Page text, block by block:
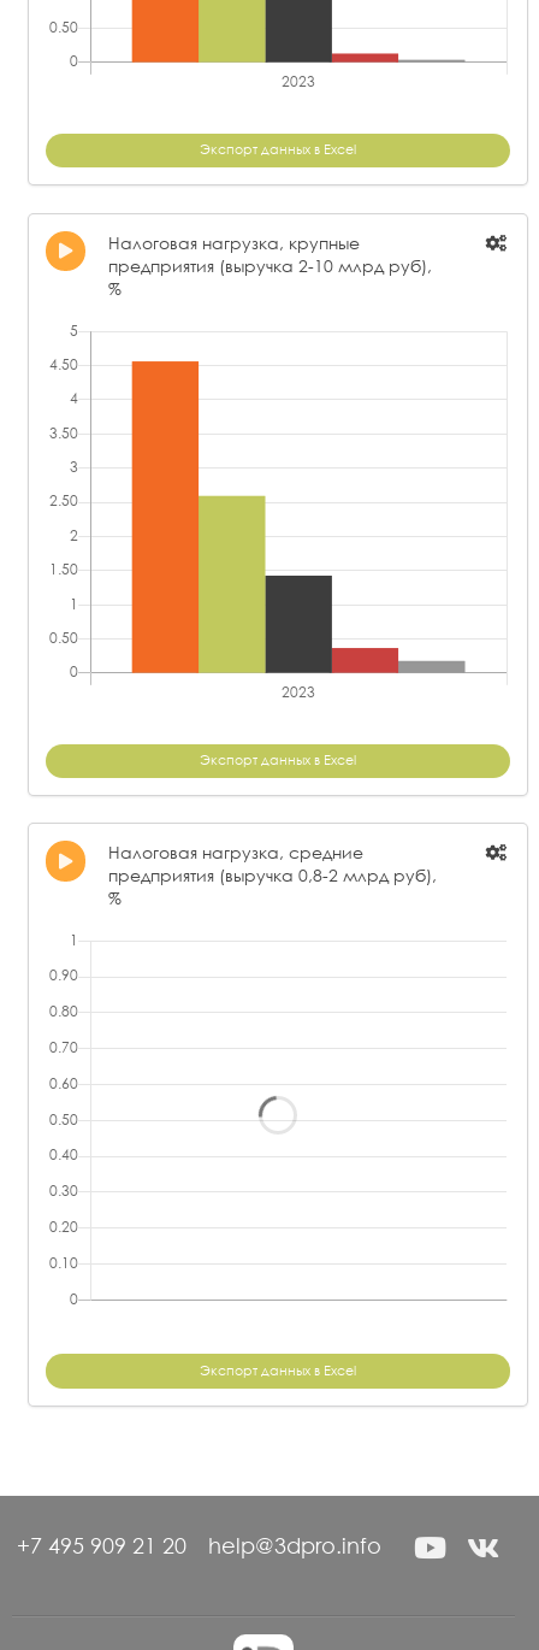
Экспорт данных в Excel
Налоговая нагрузка, крупные
предприятия (выручка 2-10 млрд руб),
%
Экспорт данных в Excel
Налоговая нагрузка, средние
предприятия (выручка 0,8-2 млрд руб),
%
Экспорт данных в Excel
+7 495 909 21 20 help@3dpro.info